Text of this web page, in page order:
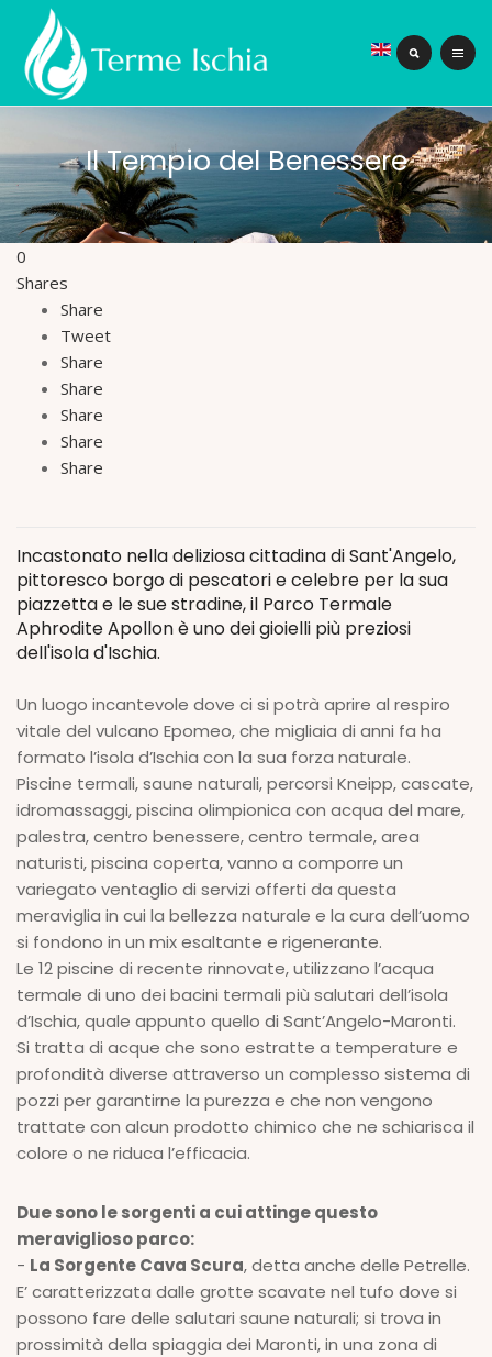
Il Tempio del Benessere
0
Shares
Share
Tweet
Share
Share
Share
Share
Share
Incastonato nella deliziosa cittadina di Sant'Angelo,
pittoresco borgo di pescatori e celebre per la sua
piazzetta e le sue stradine, il Parco Termale
Aphrodite Apollon è uno dei gioielli più preziosi
dell'isola d'Ischia.
Un luogo incantevole dove ci si potrà aprire al respiro
vitale del vulcano Epomeo, che migliaia di anni fa ha
formato l’isola d’Ischia con la sua forza naturale.
Piscine termali, saune naturali, percorsi Kneipp, cascate,
idromassaggi, piscina olimpionica con acqua del mare,
palestra, centro benessere, centro termale, area
naturisti, piscina coperta, vanno a comporre un
variegato ventaglio di servizi offerti da questa
meraviglia in cui la bellezza naturale e la cura dell’uomo
si fondono in un mix esaltante e rigenerante.
Le 12 piscine di recente rinnovate, utilizzano l’acqua
termale di uno dei bacini termali più salutari dell’isola
d’Ischia, quale appunto quello di Sant’Angelo-Maronti.
Si tratta di acque che sono estratte a temperature e
profondità diverse attraverso un complesso sistema di
pozzi per garantirne la purezza e che non vengono
trattate con alcun prodotto chimico che ne schiarisca il
colore o ne riduca l’efficacia.
Due sono le sorgenti a cui attinge questo
meraviglioso parco:
- La Sorgente Cava Scura, detta anche delle Petrelle.
E’ caratterizzata dalle grotte scavate nel tufo dove si
possono fare delle salutari saune naturali; si trova in
prossimità della spiaggia dei Maronti, in una zona di